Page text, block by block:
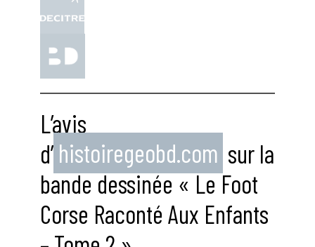
L’avis
d’ histoiregeobd.com sur la
bande dessinée « Le Foot
Corse Raconté Aux Enfants